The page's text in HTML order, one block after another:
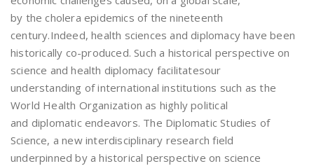
by the cholera epidemics of the nineteenth
century.Indeed, health sciences and diplomacy have been
historically co-produced. Such a historical perspective on
science and health diplomacy facilitatesour
understanding of international institutions such as the
World Health Organization as highly political
and diplomatic endeavors. The Diplomatic Studies of
Science, a new interdisciplinary research field
underpinned by a historical perspective on science